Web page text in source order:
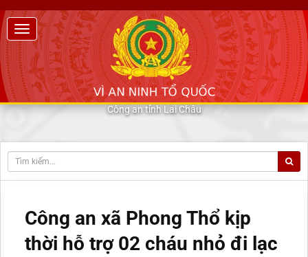
Công an tỉnh Lai Châu
Công an xã Phong Thổ kịp
thời hỗ trợ 02 cháu nhỏ đi lạc